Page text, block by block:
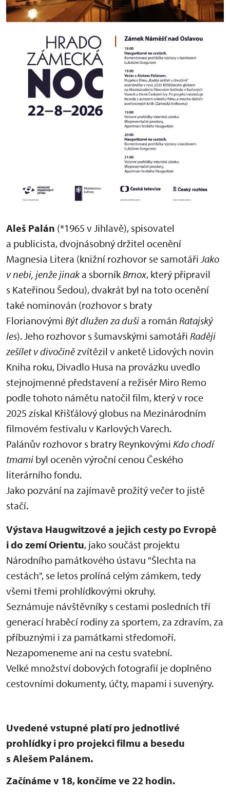
Aleš Palán (*1965 v Jihlavě), spisovatel
a publicista, dvojnásobný držitel ocenění
Magnesia Litera (knižní rozhovor se samotáři Jako
v nebi, jenže jinaka sborník Brnox, který připravil
s Kateřinou Šedou), dvakrát byl na toto ocenění
také nominován (rozhovor s braty
Florianovými Být dlužen za dušia román Ratajský
les). Jeho rozhovor s šumavskými samotáři Raději
zešílet v divočinězvítězil v anketě Lidových novin
Kniha roku, Divadlo Husa na provázku uvedlo
stejnojmenné představení a režisér Miro Remo
podle tohoto námětu natočil film, který v roce
2025 získal Křišťálový globus na Mezinárodním
filmovém festivalu v Karlových Varech.
Palánův rozhovor s bratry Reynkovými Kdo chodí
tmami byl oceněn výroční cenou Českého
literárního fondu.
Jako pozvání na zajímavě prožitý večer to jistě
stačí.
Výstava Haugwitzové a jejich cesty po Evropě
i do zemí Orientu, jako součást projektu
Národního památkového ústavu "Šlechta na
cestách", se letos prolíná celým zámkem, tedy
všemi třemi prohlídkovými okruhy.
Seznámuje návštěvníky s cestami posledních tří
generací hraběcí rodiny za sportem, za zdravím, za
příbuznými i za památkami středomoří.
Nezapomeneme ani na cestu svatební.
Velké množství dobových fotografií je doplněno
cestovními dokumenty, účty, mapami i suvenýry.
Uvedené vstupné platí pro jednotlivé
prohlídky i pro projekci filmu a besedu
s Alešem Palánem.
Začínáme v 18, končíme ve 22 hodin.